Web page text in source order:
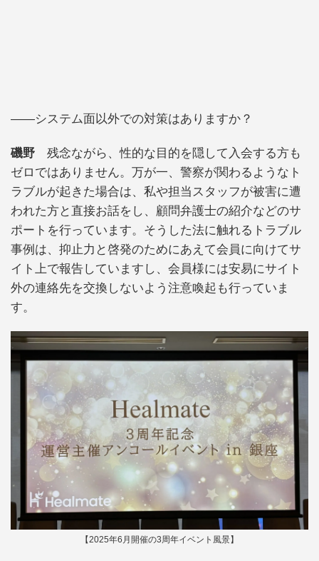
――システム面以外での対策はありますか？
磯野 残念ながら、性的な目的を隠して入会する方も
ゼロではありません。万が一、警察が関わるようなト
ラブルが起きた場合は、私や担当スタッフが被害に遭
われた方と直接お話をし、顧問弁護士の紹介などのサ
ポートを行っています。そうした法に触れるトラブル
事例は、抑止力と啓発のためにあえて会員に向けてサ
イト上で報告していますし、会員様には安易にサイト
外の連絡先を交換しないよう注意喚起も行っていま
す。
【2025年6月開催の3周年イベント風景】